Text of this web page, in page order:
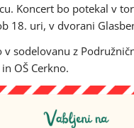
Koncert bo potekal v
18. uri, v dvorani
v sodelovanu z
OŠ Cerkno.